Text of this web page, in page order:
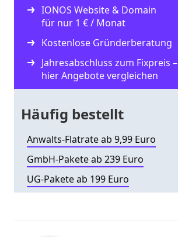
IONOS Website & Domain
für nur 1 € / Monat
Kostenlose Gründerberatung
Jahresabschluss zum Fixpreis –
hier Angebote vergleichen
Häufig bestellt
Anwalts-Flatrate ab 9,99 Euro
GmbH-Pakete ab 239 Euro
UG-Pakete ab 199 Euro